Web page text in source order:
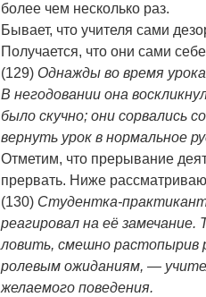
более чем несколько раз.
Бывает, что учителя сами
Получается, что они сами
(129) Однажды во время
В негодовании она
было скучно; они сорвались
вернуть урок в нормальное
Отметим, что прерывание
прервать. Ниже
(130) Студентка-
реагировал на её
ловить, смешно растопырив
ролевым ожиданиям, —
желаемого поведения.